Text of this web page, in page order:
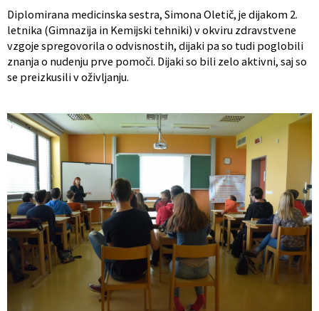
Diplomirana medicinska sestra, Simona Oletič, je dijakom 2.
letnika (Gimnazija in Kemijski tehniki) v okviru zdravstvene
vzgoje spregovorila o odvisnostih, dijaki pa so tudi poglobili
znanja o nudenju prve pomoči. Dijaki so bili zelo aktivni, saj so
se preizkusili v oživljanju.